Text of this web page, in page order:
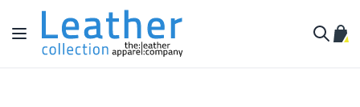
Zum Inhalt springen
Navigation umschalten